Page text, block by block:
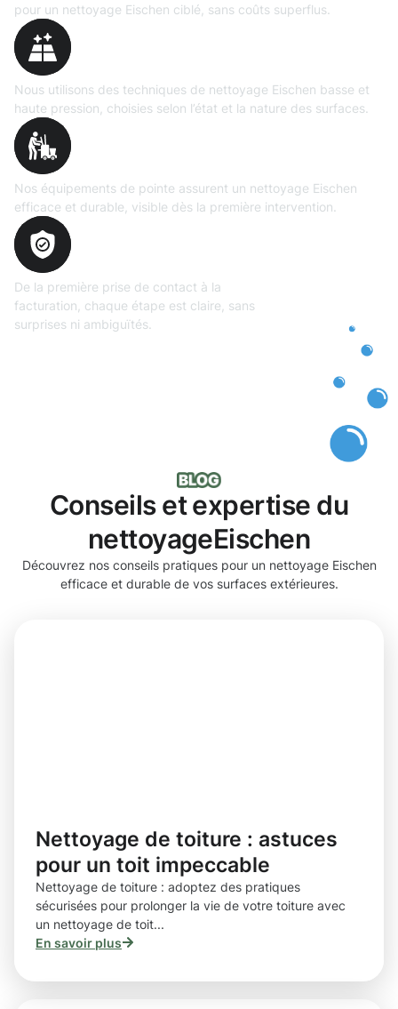
pour un nettoyage Eischen ciblé, sans coûts superflus.
Nous utilisons des techniques de nettoyage Eischen basse et
haute pression, choisies selon l’état et la nature des surfaces.
Nos équipements de pointe assurent un nettoyage Eischen
efficace et durable, visible dès la première intervention.
De la première prise de contact à la
facturation, chaque étape est claire, sans
surprises ni ambiguïtés.
Conseils et expertise du
nettoyageEischen
Découvrez nos conseils pratiques pour un nettoyage Eischen
efficace et durable de vos surfaces extérieures.
Nettoyage de toiture : astuces
pour un toit impeccable
Nettoyage de toiture : adoptez des pratiques
sécurisées pour prolonger la vie de votre toiture avec
un nettoyage de toit...
En savoir plus